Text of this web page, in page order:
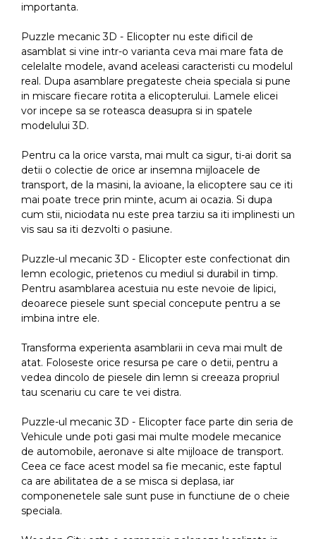
importanta.
Puzzle mecanic 3D - Elicopter nu este dificil de
asamblat si vine intr-o varianta ceva mai mare fata de
celelalte modele, avand aceleasi caracteristi cu modelul
real. Dupa asamblare pregateste cheia speciala si pune
in miscare fiecare rotita a elicopterului. Lamele elicei
vor incepe sa se roteasca deasupra si in spatele
modelului 3D.
Pentru ca la orice varsta, mai mult ca sigur, ti-ai dorit sa
detii o colectie de orice ar insemna mijloacele de
transport, de la masini, la avioane, la elicoptere sau ce iti
mai poate trece prin minte, acum ai ocazia. Si dupa
cum stii, niciodata nu este prea tarziu sa iti implinesti un
vis sau sa iti dezvolti o pasiune.
Puzzle-ul mecanic 3D - Elicopter este confectionat din
lemn ecologic, prietenos cu mediul si durabil in timp.
Pentru asamblarea acestuia nu este nevoie de lipici,
deoarece piesele sunt special concepute pentru a se
imbina intre ele.
Transforma experienta asamblarii in ceva mai mult de
atat. Foloseste orice resursa pe care o detii, pentru a
vedea dincolo de piesele din lemn si creeaza propriul
tau scenariu cu care te vei distra.
Puzzle-ul mecanic 3D - Elicopter face parte din seria de
Vehicule unde poti gasi mai multe modele mecanice
de automobile, aeronave si alte mijloace de transport.
Ceea ce face acest model sa fie mecanic, este faptul
ca are abilitatea de a se misca si deplasa, iar
componenetele sale sunt puse in functiune de o cheie
speciala.